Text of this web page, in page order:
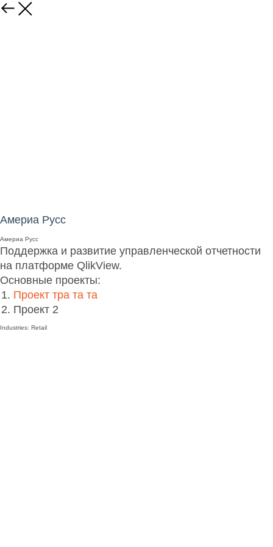
Америа Русс
Америа Русс
Поддержка и развитие управленческой отчетности
на платформе QlikView.
Основные проекты:
Проект тра та та
Проект 2
Industries: Retail